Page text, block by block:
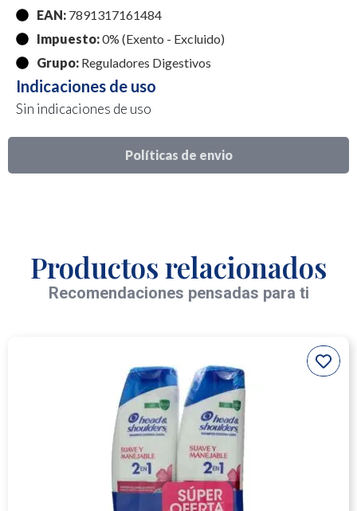
Políticas de envio
EAN: 7891317161484
Impuesto:0% (Exento - Excluido)
Grupo: Reguladores Digestivos
Indicaciones de uso
Sin indicaciones de uso
Productos relacionados
Recomendaciones pensadas para ti